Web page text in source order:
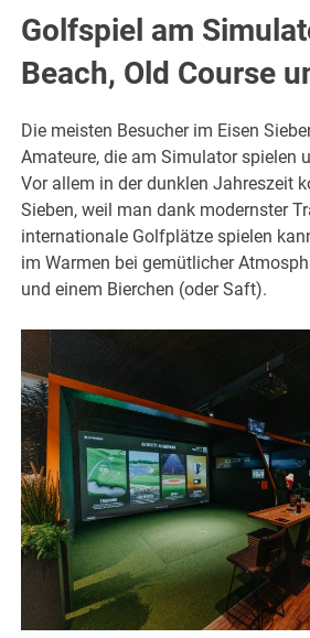
Golfspiel am
Beach, Old Course
Die meisten Besucher im Eisen
Amateure, die am Simulator spielen
Vor allem in der dunklen Jahreszeit
Sieben, weil man dank modernster
internationale Golfplätze spielen
im Warmen bei gemütlicher
und einem Bierchen (oder Saft).